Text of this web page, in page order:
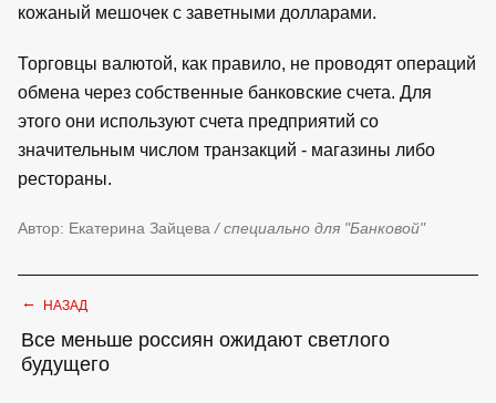
кожаный мешочек с заветными долларами.
Торговцы валютой, как правило, не проводят операций
обмена через собственные банковские счета. Для
этого они используют счета предприятий со
значительным числом транзакций - магазины либо
рестораны.
Автор: Екатерина Зайцева / специально для "Банковой"
← НАЗАД
Все меньше россиян ожидают светлого
будущего